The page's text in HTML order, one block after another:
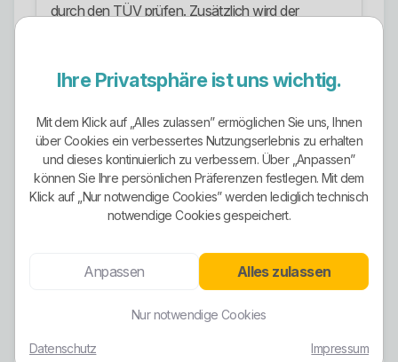
durch den TÜV prüfen. Zusätzlich wird der
Stark ist außerdem, dass Polarstern den eigenen
sondern über zusätzliche Wirkung. Laut
Unternehmensdarstellung fließt pro verbrauchter
Kilowattstunde ein Cent in den Ausbau
erneuerbarer Energien in Deutschland. Zusätzlich
investiert Polarstern pro Kundin oder Kunde jährlich
deutlich substanzieller als das übliche Spiel vieler
Anbieter, die nur mit Herkunftsnachweisen wedeln.
Stromangebote
Im Strombereich bietet Polarstern deutlich mehr
Ihre Privatsphäre ist uns wichtig.
Mit dem Klick auf „Alles zulassen” ermöglichen Sie uns, Ihnen
über Cookies ein verbessertes Nutzungserlebnis zu erhalten
und dieses kontinuierlich zu verbessern. Über „Anpassen”
können Sie Ihre persönlichen Präferenzen festlegen. Mit dem
Klick auf „Nur notwendige Cookies” werden lediglich technisch
notwendige Cookies gespeichert.
Anpassen Alles zulassen
Nur notwendige Cookies
Datenschutz Impressum